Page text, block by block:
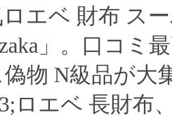
エベ 財布 ス
」。口コミ
偽物 N級品が大
ロエベ 長財布